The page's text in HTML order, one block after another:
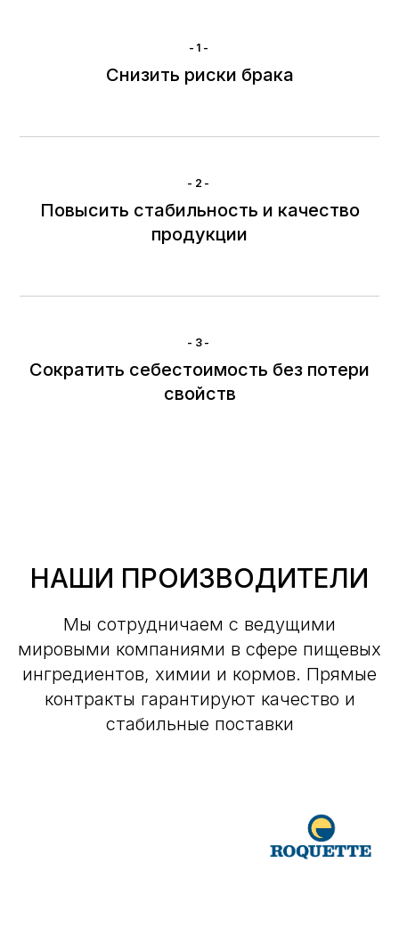
-1-
Снизить риски брака
-2-
Повысить стабильность и качество
продукции
-3-
Сократить себестоимость без потери
свойств
НАШИ ПРОИЗВОДИТЕЛИ
Мы сотрудничаем с ведущими
мировыми компаниями в сфере пищевых
ингредиентов, химии и кормов. Прямые
контракты гарантируют качество и
стабильные поставки